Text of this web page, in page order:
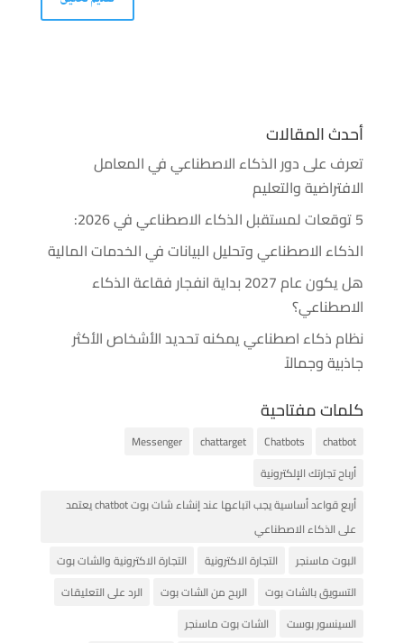
أحدث المقالات
تعرف على دور الذكاء الاصطناعي في المعامل
الافتراضية والتعليم
5 توقعات لمستقبل الذكاء الاصطناعي في 2026:
الذكاء الاصطناعي وتحليل البيانات في الخدمات المالية
هل يكون عام 2027 بداية انفجار فقاعة الذكاء
الاصطناعي؟
نظام ذكاء اصطناعي يمكنه تحديد الأشخاص الأكثر
جاذبية وجمالاً
كلمات مفتاحية
chatbot
Chatbots
chattarget
Messenger
أرباح تجارتك الإلكترونية
أربع قواعد أساسية يجب اتباعها عند إنشاء شات بوت chatbot يعتمد
على الذكاء الاصطناعي
البوت ماسنجر
التجارة الاكترونية
التجارة الاكترونية والشات بوت
التسويق بالشات بوت
الربح من الشات بوت
الرد على التعليقات
السينسور بوست
الشات بوت ماسنجر